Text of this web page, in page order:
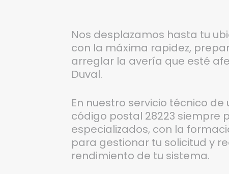
Nos desplazamos hasta tu
con la máxima rapidez,
arreglar la avería que esté
Duval.
En nuestro servicio técnico
código postal 28223 siempre
especializados, con la
para gestionar tu solicitud y
rendimiento de tu sistema.